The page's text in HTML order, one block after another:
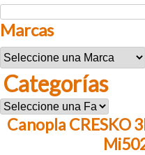
Marcas
Categorías
Canopla CRESKO